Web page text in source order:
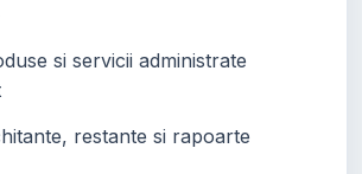
si servicii administrate
restante si rapoarte